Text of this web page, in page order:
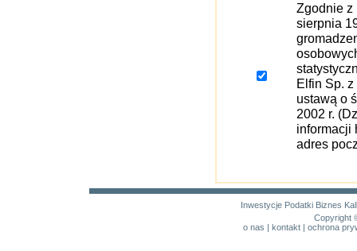
Zgodnie z
sierpnia
Elfin Sp.
ustawą o
2002 r.
informacji
adres
Inwestycje Podatki Biznes
Copyright
o nas | kontakt| ochrona